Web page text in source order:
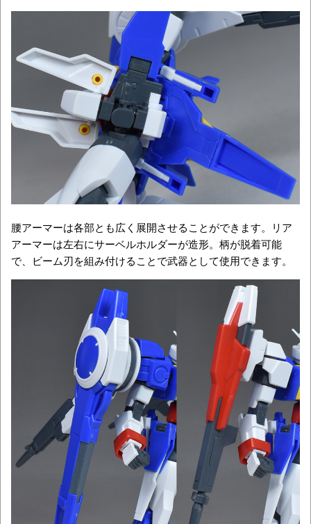
腰アーマーは各部とも広く展開させることができます。リア
アーマーは左右にサーベルホルダーが造形。柄が脱着可能
で、ビーム刃を組み付けることで武器として使用できます。